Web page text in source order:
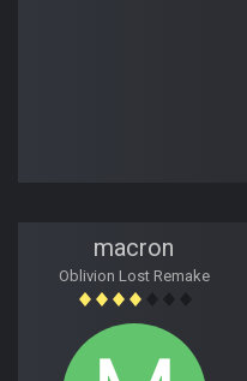
macron
Oblivion Lost Remake